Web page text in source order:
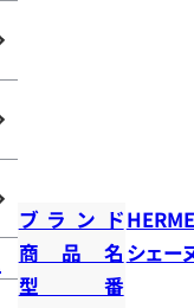
ブランド
商品名 シェー
型番